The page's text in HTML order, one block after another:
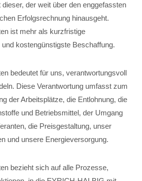
der weit über den enggefassten
Erfolgsrechnung hinausgeht.
ist mehr als kurzfristige
kostengünstigste Beschaffung.
bedeutet für uns, verantwortungsvoll
Diese Verantwortung umfasst zum
der Arbeitsplätze, die Entlohnung, die
und Betriebsmittel, der Umgang
die Preisgestaltung, unser
und unsere Energieversorgung.
bezieht sich auf alle Prozesse,